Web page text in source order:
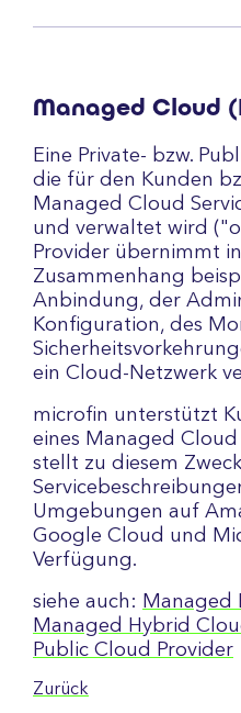
Managed Cloud
Eine Private- bzw.
die für den Kunden
Managed Cloud
und verwaltet wird
Provider übernimmt
Zusammenhang
Anbindung, der
Konfiguration, des
ein Cloud-Netzwerk
microfin unterstützt
eines Managed Cloud
stellt zu diesem
Umgebungen auf
Google Cloud und
Verfügung.
siehe auch: Managed
Managed Hybrid
Public Cloud Provider
Zurück